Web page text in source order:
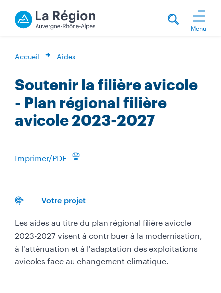
Menu
Accueil Aides
Soutenir la filière avicole
- Plan régional filière
avicole 2023-2027
Imprimer/PDF
Votre projet
Les aides au titre du plan régional filière avicole
2023-2027 visent à contribuer à la modernisation,
à l'atténuation et à l'adaptation des exploitations
avicoles face au changement climatique.